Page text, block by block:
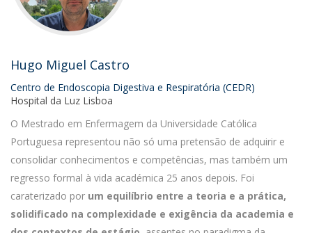
Hugo Miguel Castro
Centro de Endoscopia Digestiva e Respiratória (CEDR)
Hospital da Luz Lisboa
O Mestrado em Enfermagem da Universidade Católica
Portuguesa representou não só uma pretensão de adquirir e
consolidar conhecimentos e competências, mas também um
regresso formal à vida académica 25 anos depois. Foi
caraterizado por um equilíbrio entre a teoria e a prática,
solidificado na complexidade e exigência da academia e